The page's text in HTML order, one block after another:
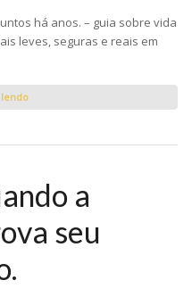
há anos. – guia sobre vida
leves, seguras e reais em
a
seu